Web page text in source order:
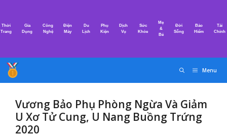
nội
Thời
Trang
Gia
Dụng
Công
Nghệ
Điện
Máy
Du
Lịch
Phụ
Kiện
Dịch
Vụ
Sức
Khỏe
Mẹ
&
Bé
Đời
Sống
Bảo
Hiểm
Tài
Chính
Menu
Vương Bảo Phụ Phòng Ngừa Và Giảm
U Xơ Tử Cung, U Nang Buồng Trứng
2020